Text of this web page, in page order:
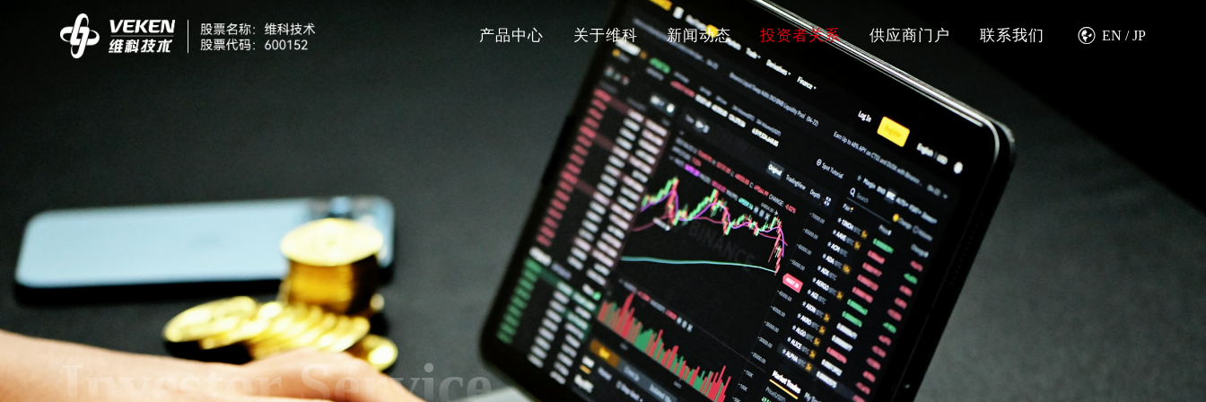
产品中心 关于维科 新闻动态 投资者关系 供应商门户 联系我们  EN /JP
Investor Service